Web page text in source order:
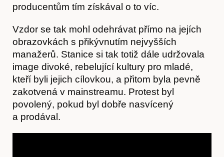
Hostcast
producentům tím získával o to víc.
Vzdor se tak mohl odehrávat přímo na jejích
obrazovkách s přikývnutím nejvyšších
manažerů. Stanice si tak totiž dále udržovala
image divoké, rebelující kultury pro mladé,
kteří byli jejich cílovkou, a přitom byla pevně
zakotvená v mainstreamu. Protest byl
povolený, pokud byl dobře nasvícený
a prodával.